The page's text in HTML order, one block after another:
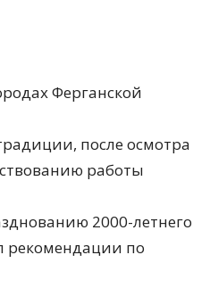
Ферганской
после осмотра
работы
2000-летнего
рекомендации по